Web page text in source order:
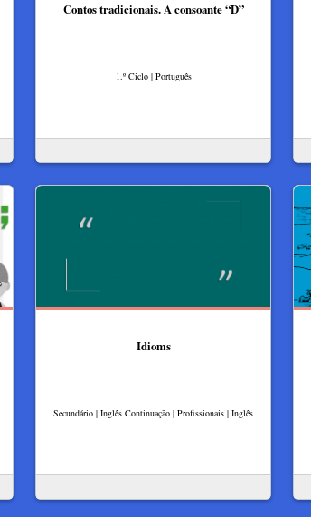
Contos tradicionais. A consoante “D”
1.º Ciclo | Português
Idioms
Secundário | Inglês Continuação | Profissionais | Inglês